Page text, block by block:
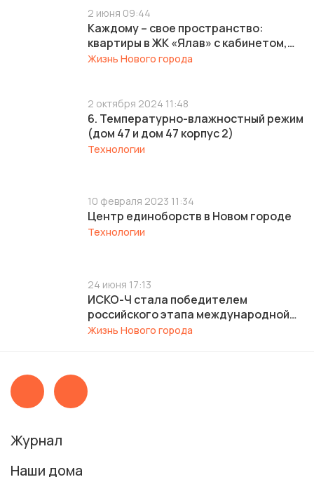
2 июня 09:44
Каждому – свое пространство:
квартиры в ЖК «Ялав» с кабинетом,
детской гостиной и мастер-спальней
Жизнь Нового города
2 октября 2024 11:48
6. Температурно-влажностный режим
(дом 47 и дом 47 корпус 2)
Технологии
10 февраля 2023 11:34
Центр единоборств в Новом городе
Технологии
24 июня 17:13
ИСКО-Ч стала победителем
российского этапа международной
архитектурной премии REPA 2026
Жизнь Нового города
Журнал
Наши дома